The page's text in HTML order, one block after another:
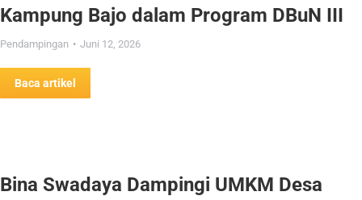
Kampung Bajo dalam Program DBuN III
Pendampingan Juni 12, 2026
Baca artikel
Bina Swadaya Dampingi UMKM Desa